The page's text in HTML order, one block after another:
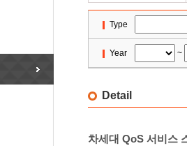
Type
Year ~
Detail
차세대 QoS 서비스